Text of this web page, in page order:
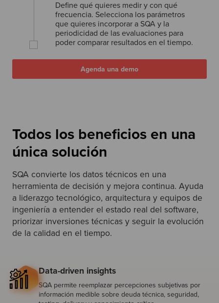
Define qué quieres medir y con qué
frecuencia. Selecciona los parámetros
que quieres incorporar a SQA y la
periodicidad de las evaluaciones para
poder comparar resultados en el tiempo.
Agenda una demo
Todos los beneficios en una
única solución
SQA convierte los datos técnicos en una
herramienta de decisión y mejora continua. Ayuda
a liderazgo tecnológico, arquitectura y equipos de
ingeniería a entender el estado real del software,
priorizar inversiones técnicas y seguir la evolución
de la calidad en el tiempo.
Data-driven insights
SQA permite reemplazar percepciones subjetivas por
información medible sobre deuda técnica, seguridad,